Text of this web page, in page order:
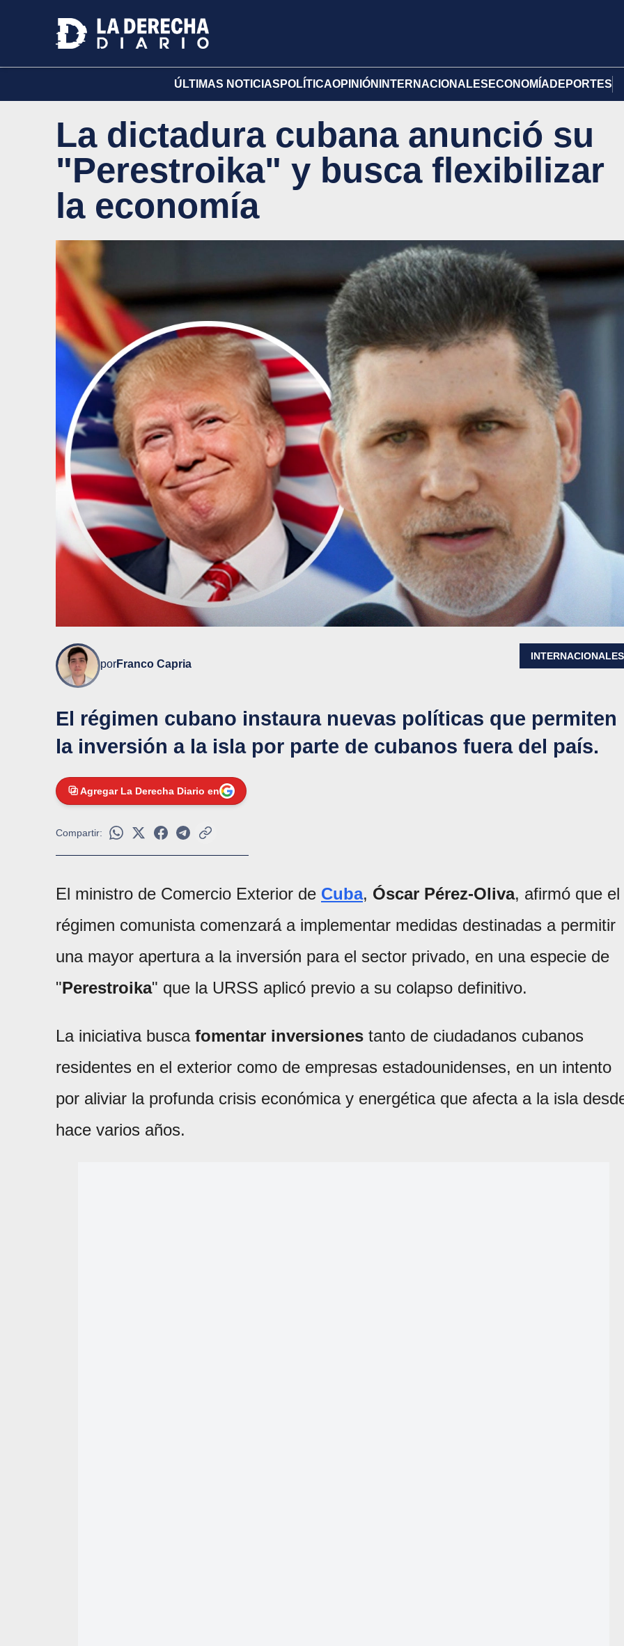
ÚLTIMAS NOTICIAS POLÍTICAOPINIÓN INTERNACIONALES ECONOMÍA DEPORTES
La dictadura cubana anunció su
"Perestroika" y busca flexibilizar
la economía
porFranco Capria
INTERNACIONALES
El régimen cubano instaura nuevas políticas que permiten
la inversión a la isla por parte de cubanos fuera del país.
Agregar La Derecha Diario en
Compartir:
El ministro de Comercio Exterior de Cuba, Óscar Pérez-Oliva, afirmó que el
régimen comunista comenzará a implementar medidas destinadas a permitir
una mayor apertura a la inversión para el sector privado, en una especie de
"Perestroika" que la URSS aplicó previo a su colapso definitivo.
La iniciativa busca fomentar inversiones tanto de ciudadanos cubanos
residentes en el exterior como de empresas estadounidenses, en un intento
por aliviar la profunda crisis económica y energética que afecta a la isla
hace varios años.